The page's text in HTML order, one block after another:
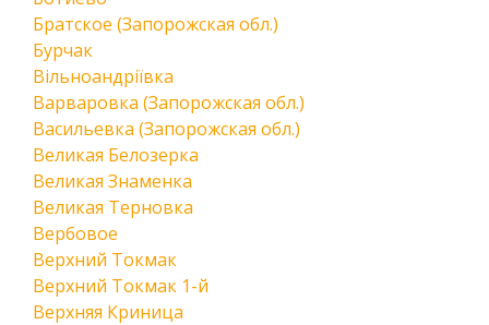
Братское (Запорожская обл.)
Бурчак
Вільноандріївка
Варваровка (Запорожская обл.)
Васильевка (Запорожская обл.)
Великая Белозерка
Великая Знаменка
Великая Терновка
Вербовое
Верхний Токмак
Верхний Токмак 1-й
Верхняя Криница